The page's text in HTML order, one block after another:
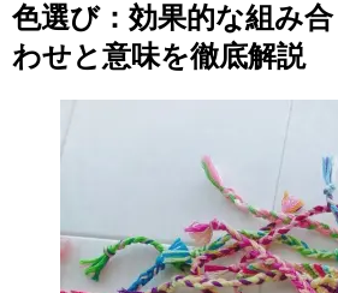
色選び：効果的な組み合
わせと意味を徹底解説